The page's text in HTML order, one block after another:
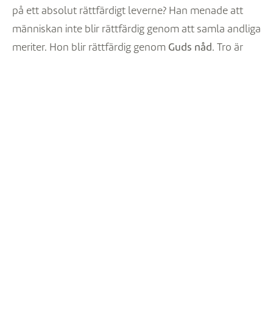
på ett absolut rättfärdigt leverne? Han menade att
människan inte blir rättfärdig genom att samla andliga
meriter. Hon blir rättfärdig genom Guds nåd. Tro är